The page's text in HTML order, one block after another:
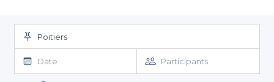
Poitiers
Date Participants